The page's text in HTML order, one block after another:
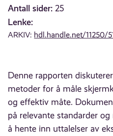
Antall sider: 25
Lenke:
ARKIV: hdl.handle.net/11250/
Denne rapporten
metoder for å måle
og effektiv måte.
på relevante standarder
å hente inn uttalelser av